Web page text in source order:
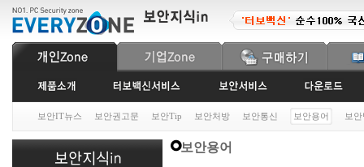
보안IT뉴스 보안권고문 보안Tip 보안처방 보안통신 보안용어 보
보안용어